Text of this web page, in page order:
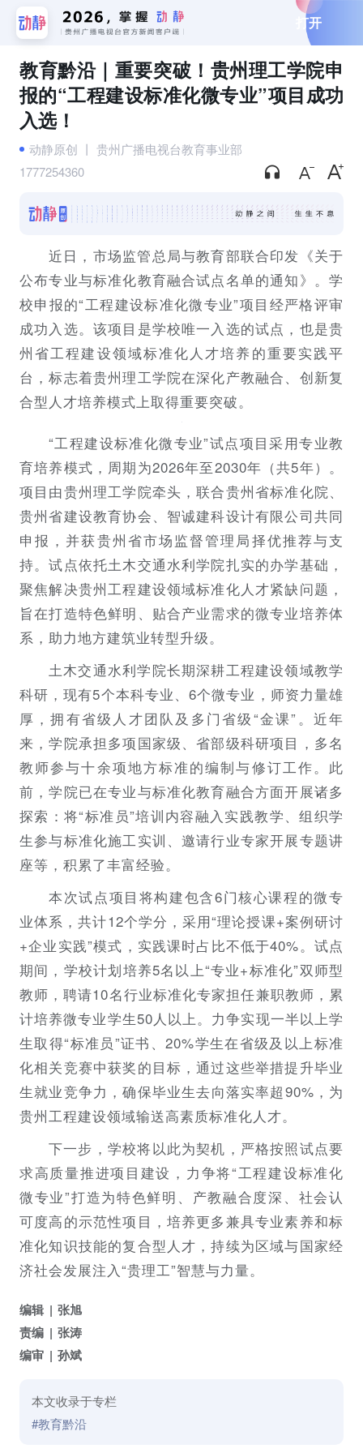
打开
教育黔沿｜重要突破！贵州理工学院申
报的“工程建设标准化微专业”项目成功
入选！
动静原创 丨 贵州广播电视台教育事业部
1777254360
近日，市场监管总局与教育部联合印发《关于
公布专业与标准化教育融合试点名单的通知》。学
校申报的“工程建设标准化微专业”项目经严格评审
成功 入选。该项目是学校唯一入选的试点，也是贵
州省工程建设领域标准化人才培养的重要实践平
台，标志着贵州理工学院在深化产教融合、创新复
合型人才培养模式上取得重要突破。
“工程建设标准化微专业”试点项目采用专业教
育培养模式，周期为2026年至2030年（共5年）。
项目由贵州理工学院牵头，联合贵州省标准化院、
贵州省建设教育协会、智诚建科设计有限公司共同
申报，并获贵州省市场监督管理局择优推荐与支
持。试点依托土木交通水利学院扎实的办学基础，
聚焦解决贵州工程建设领域标准化人才紧缺问题，
旨在打造特色鲜明、贴合产业需求的微专业培养体
系，助力地方建筑业转型升级。
土木交通水利学院长期深耕工程建设领域教学
科研，现有5个本科专业、6个微专业，师资力量雄
厚，拥有省级人才团队及多门省级“金课”。近年
来，学院承担多项国家级、省部级科研项目，多名
教师参与十余项地方标准的编制与修订工作。此
前，学院已在专业与标准化教育融合方面开展诸多
探索：将“标准员”培训内容融入实践教学、组织学
生参与标准化施工实训、邀请行业专家开展专题讲
座等，积累了丰富经验。
本次试点项目将构建包含6门核心课程的微专
业体系，共计12个学分，采用“理论授课+案例研讨
+企业实践”模式，实践课时占比不低于40%。试点
期间，学校计划培养5名以上“专业+标准化”双师型
教师，聘请10名行业标准化专家担任兼职教师，累
计培养微专业学生50人以上。力争实现一半以上学
生取得“标准员”证书、20%学生在省级及以上标准
化相关竞赛中获奖的目标，通过这些举措提升毕业
生就业竞争力，确保毕业生去向落实率超90%，为
贵州工程建设领域输送高素质标准化人才。
下一步，学校将以此为契机，严格按照试点要
求高质量推进项目建设，力争将“工程建设标准化
微专业”打造为特色鲜明、产教融合度深、社会认
可度高的示范性项目，培养更多兼具专业素养和标
准化知识技能的复合型人才，持续为区域与国家经
济社会发展注入“贵理工”智慧与力量。
编辑
张旭
责编
张涛
编审
孙斌
本文收录于专栏
#教育黔沿